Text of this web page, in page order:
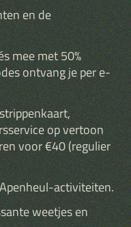
en de
mee met 50%
ontvang je per e-
op vertoon
voor €40 (regulier
activiteiten.
weetjes en